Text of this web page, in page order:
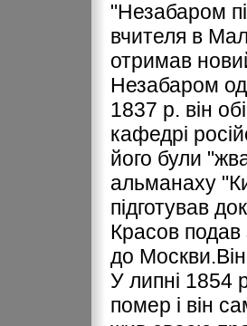
"Незабаром
вчителя в
отримав
Незабаром
1837 р. він
кафедрі
його були
альманаху
підготував
Красов подав
до Москви.Він
У липні 1854
помер і він